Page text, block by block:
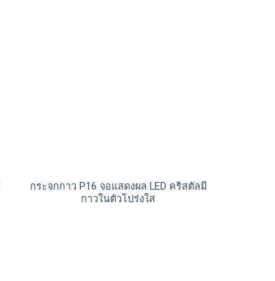
กระจกกาว P16 จอแสดงผล LED คริสตัลมี
กาวในตัวโปร่งใส